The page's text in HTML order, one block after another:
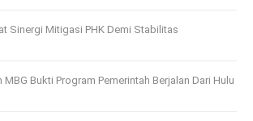
Sinergi Mitigasi PHK Demi Stabilitas
MBG Bukti Program Pemerintah Berjalan Dari Hulu